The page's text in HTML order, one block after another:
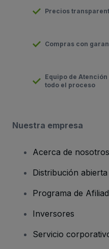
Precios
Compras con
Equipo de
todo el proceso
Nuestra empresa
Acerca de nosotros
Distribución abierta
Programa de
Inversores
Servicio